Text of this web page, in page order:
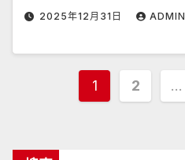
2025年12月31日 ADMIN
文
1 2 …